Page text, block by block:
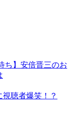
ち】安倍晋三のお
聴者爆笑！？